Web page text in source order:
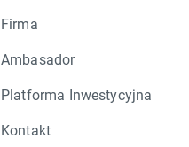
Firma
Ambasador
Platforma Inwestycyjna
Kontakt